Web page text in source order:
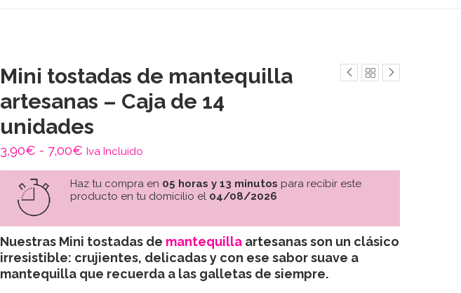
Mini tostadas de mantequilla
artesanas – Caja de 14
unidades
3,90€ - 7,00€Rango
de
precios:
3,90€
hasta
7,00€
Iva Incluido
Haz tu compra en 05 horas y 13 minutos para recibir este
producto en tu domicilio el 04/08/2026
Nuestras Mini tostadas de mantequillaartesanasson un clásico
irresistible: crujientes, delicadas y con ese sabor suave a
mantequilla que recuerda a las galletas de siempre.